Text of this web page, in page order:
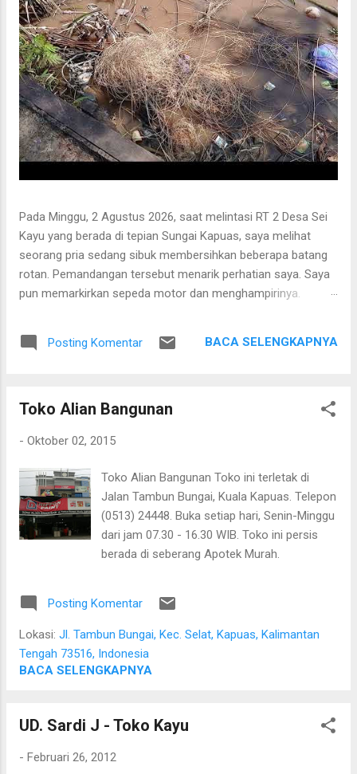
Pada Minggu, 2 Agustus 2026, saat melintasi RT 2 Desa Sei
Kayu yang berada di tepian Sungai Kapuas, saya melihat
seorang pria sedang sibuk membersihkan beberapa batang
rotan. Pemandangan tersebut menarik perhatian saya. Saya
pun memarkirkan sepeda motor dan menghampirinya.
mengenai proses pengolahan rotan hingga menjadi bahan
baku tikar anyaman. Di tangan masyarakat setempat, rotan
memiliki nilai ekonomi. Bapak tersebut bercerita bahwa rotan
juga ditanami rotan. Tanaman itu diperkirakan telah berusia
sekitar sepuluh tahun. Rotan dikenal memiliki banyak duri
sehingga tidak mudah untuk ditarik dan dipanen. Menurutnya,
sebelum menarik rotan, duri-duri pada bagian batang yang
akan dipegang harus dibersihkan terlebih dahulu. Setelah
bagian tersebut aman, barulah rotan dapat...
Posting Komentar BACA SELENGKAPNYA
Toko Alian Bangunan
- Oktober 02, 2015
Toko Alian Bangunan Toko ini terletak di
Jalan Tambun Bungai, Kuala Kapuas. Telepon
(0513) 24448. Buka setiap hari, Senin-Minggu
dari jam 07.30 - 16.30 WIB. Toko ini persis
berada di seberang Apotek Murah.
Posting Komentar
Lokasi: Jl. Tambun Bungai, Kec. Selat, Kapuas, Kalimantan
Tengah 73516, Indonesia
BACA SELENGKAPNYA
UD. Sardi J - Toko Kayu
- Februari 26, 2012